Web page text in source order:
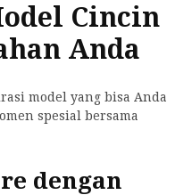
Cincin
Anda
model yang bisa Anda
spesial bersama
dengan